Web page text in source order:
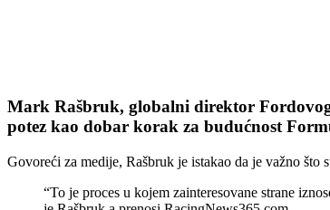
Mark Rašbruk, globalni direktor
potez kao dobar korak za budućnost
Govoreći za medije, Rašbruk je istakao da je važno
“To je proces u kojem zainteresovane strane